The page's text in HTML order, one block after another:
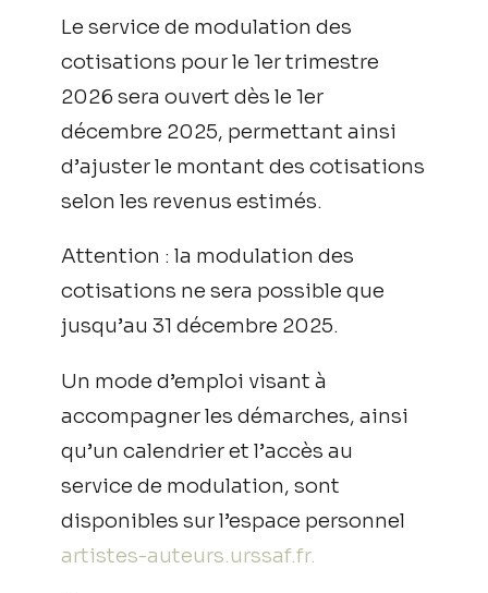
Le service de modulation des
cotisations pour le 1er trimestre
2026 sera ouvert dès le 1er
décembre 2025, permettant ainsi
d’ajuster le montant des cotisations
selon les revenus estimés.
Attention : la modulation des
cotisations ne sera possible que
jusqu’au 31 décembre 2025.
Un mode d’emploi visant à
accompagner les démarches, ainsi
qu’un calendrier et l’accès au
service de modulation, sont
disponibles sur l’espace personnel
artistes-auteurs.urssaf.fr.